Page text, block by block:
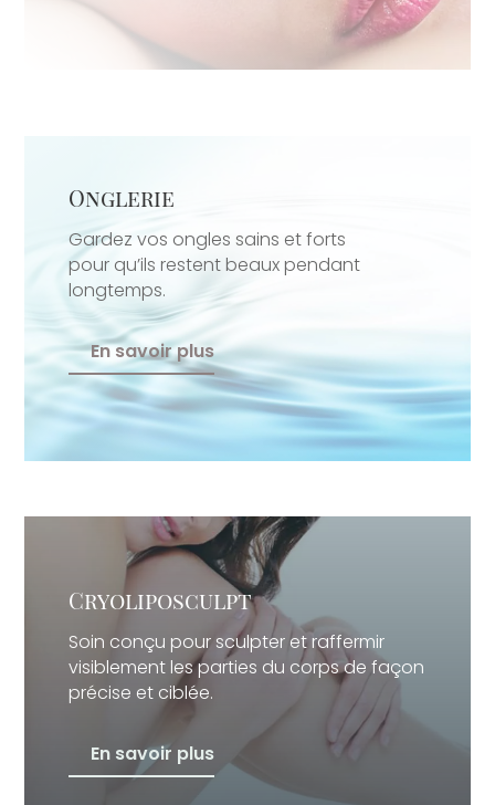
Onglerie
Gardez vos ongles sains et forts
pour qu’ils restent beaux pendant
longtemps.
En savoir plus
Cryoliposculpt
Soin conçu pour sculpter et raffermir
visiblement les parties du corps de façon
précise et ciblée.
En savoir plus